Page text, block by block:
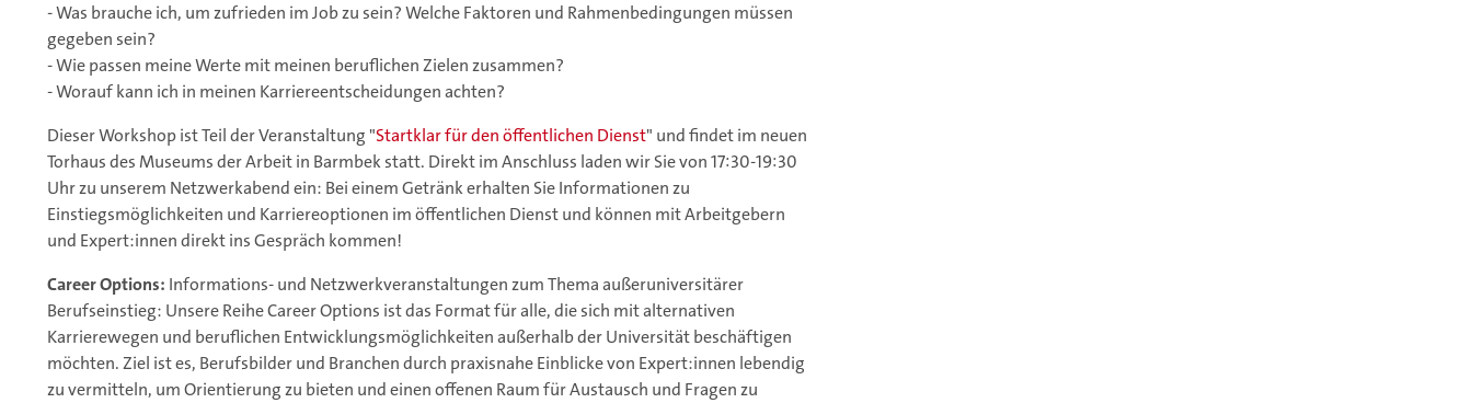
- Was brauche ich, um zufrieden im Job zu sein? Welche Faktoren und Rahmenbedingungen müssen
gegeben sein?
- Wie passen meine Werte mit meinen beruflichen Zielen zusammen?
- Worauf kann ich in meinen Karriereentscheidungen achten?
Dieser Workshop ist Teil der Veranstaltung "Startklar für den öffentlichen Dienst" und findet im neuen
Torhaus des Museums der Arbeit in Barmbek statt. Direkt im Anschluss laden wir Sie von 17:30-19:30
Uhr zu unserem Netzwerkabend ein: Bei einem Getränk erhalten Sie Informationen zu
Einstiegsmöglichkeiten und Karriereoptionen im öffentlichen Dienst und können mit Arbeitgebern
und Expert:innen direkt ins Gespräch kommen!
Career Options: Informations- und Netzwerkveranstaltungen zum Thema außeruniversitärer
Berufseinstieg: Unsere Reihe Career Options ist das Format für alle, die sich mit alternativen
Karrierewegen und beruflichen Entwicklungsmöglichkeiten außerhalb der Universität beschäftigen
möchten. Ziel ist es, Berufsbilder und Branchen durch praxisnahe Einblicke von Expert:innen lebendig
zu vermitteln, um Orientierung zu bieten und einen offenen Raum für Austausch und Fragen zu